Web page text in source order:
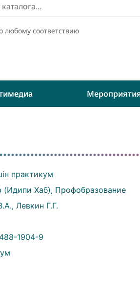
любому соответствию
практикум
(Идипи Хаб), Профобразование
Левкин Г.Г.
1904-9